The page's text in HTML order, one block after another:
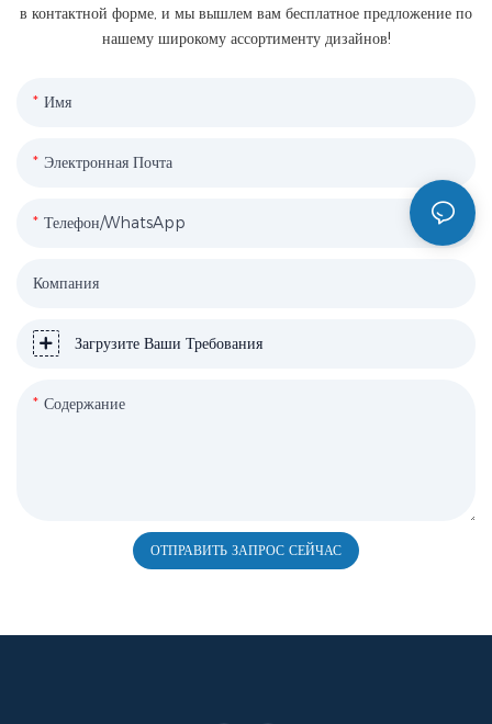
в контактной форме, и мы вышлем вам бесплатное предложение по
нашему широкому ассортименту дизайнов!
Имя
Электронная Почта
Телефон/WhatsApp
Компания
Загрузите Ваши Требования
Содержание
ОТПРАВИТЬ ЗАПРОС СЕЙЧАС